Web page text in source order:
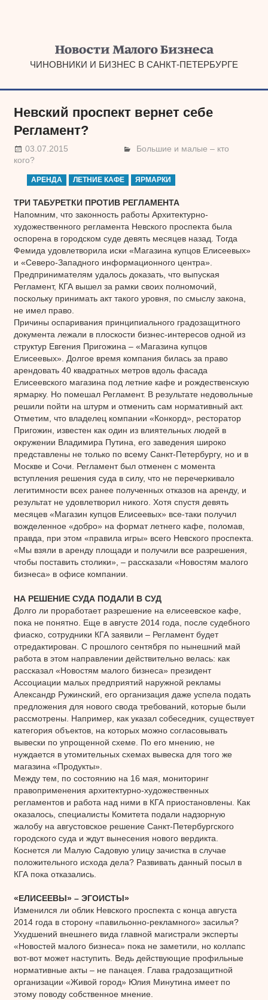
ЧИНОВНИКИ И БИЗНЕС В САНКТ-ПЕТЕРБУРГЕ
Невский проспект вернет себе
Регламент?
03.07.2015
Большие и малые – кто
кого?
АРЕНДА ЛЕТНИЕ КАФЕ ЯРМАРКИ
ТРИ ТАБУРЕТКИ ПРОТИВ РЕГЛАМЕНТА
Напомним, что законность работы Архитектурно-
художественного регламента Невского проспекта была
оспорена в городском суде девять месяцев назад. Тогда
Фемида удовлетворила иски «Магазина купцов Елисеевых»
и «Северо-Западного информационного центра».
Предпринимателям удалось доказать, что выпуская
Регламент, КГА вышел за рамки своих полномочий,
поскольку принимать акт такого уровня, по смыслу закона,
не имел право.
Причины оспаривания принципиального градозащитного
документа лежали в плоскости бизнес-интересов одной из
структур Евгения Пригожина – «Магазина купцов
Елисеевых». Долгое время компания билась за право
арендовать 40 квадратных метров вдоль фасада
Елисеевского магазина под летние кафе и рождественскую
ярмарку. Но помешал Регламент. В результате недовольные
решили пойти на штурм и отменить сам нормативный акт.
Отметим, что владелец компании «Конкорд», ресторатор
Пригожин, известен как один из влиятельных людей в
окружении Владимира Путина, его заведения широко
представлены не только по всему Санкт-Петербургу, но и в
Москве и Сочи. Регламент был отменен с момента
вступления решения суда в силу, что не перечеркивало
легитимности всех ранее полученных отказов на аренду, и
результат не удовлетворил никого. Хотя спустя девять
месяцев «Магазин купцов Елисеевых» все-таки получил
вожделенное «добро» на формат летнего кафе, поломав,
правда, при этом «правила игры» всего Нев­ского проспекта.
«Мы взяли в аренду площади и получили все разрешения,
чтобы поставить столики», – рассказали «Новостям малого
бизнеса» в офисе компании.
НА РЕШЕНИЕ СУДА ПОДАЛИ В СУД
Долго ли проработает разрешение на елисеевское кафе,
пока не понятно. Еще в августе 2014 года, после судебного
фиаско, сотрудники КГА заявили – Регламент будет
отредактирован. С прошлого сентября по нынешний май
работа в этом направлении действительно велась: как
рассказал «Новостям малого бизнеса» президент
Ассоциации малых предприятий наружной рекламы
Александр Ружинский, его организация даже успела подать
предложения для нового свода требований, которые были
рассмотрены. Например, как указал собеседник, существует
категория объектов, на которых можно согласовывать
вывески по упрощенной схеме. По его мнению, не
нуждается в утомительных схемах вывеска для того же
магазина «Продукты».
Между тем, по состоянию на 16 мая, мониторинг
правоприменения архитектурно-художественных
регламентов и работа над ними в КГА приостановлены. Как
оказалось, специалисты Комитета подали надзорную
жалобу на августовское решение Санкт-Петербургского
городского суда и ждут вынесения нового вердикта.
Коснется ли Малую Садовую улицу зачистка в случае
положительного исхода дела? Развивать данный посыл в
КГА пока отказались.
«ЕЛИСЕЕВЫ» – ЭГОИСТЫ»
Изменился ли облик Невского проспекта с конца августа
2014 года в сторону «павильонно-рекламного» засилья?
Ухудшений внешнего вида главной магистрали эксперты
«Новостей малого бизнеса» пока не заметили, но коллапс
вот-вот может наступить. Ведь действующие профильные
нормативные акты – не панацея. Глава градозащитной
организации «Живой город» Юлия Минутина имеет по
этому поводу собственное мнение.